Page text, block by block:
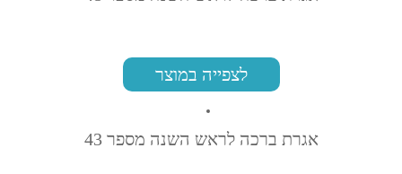
לצפייה במוצר
אגרת ברכה לראש השנה מספר 43